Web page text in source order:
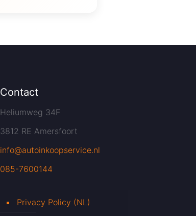
Contact
Heliumweg 34F
3812 RE Amersfoort
info@autoinkoopservice.nl
085-7600144
Privacy Policy (NL)